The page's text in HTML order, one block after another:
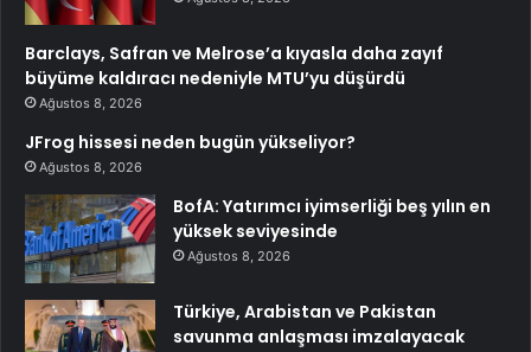
Barclays, Safran ve Melrose’a kıyasla daha zayıf
büyüme kaldıracı nedeniyle MTU’yu düşürdü
Ağustos 8, 2026
JFrog hissesi neden bugün yükseliyor?
Ağustos 8, 2026
BofA: Yatırımcı iyimserliği beş yılın en
yüksek seviyesinde
Ağustos 8, 2026
Türkiye, Arabistan ve Pakistan
savunma anlaşması imzalayacak